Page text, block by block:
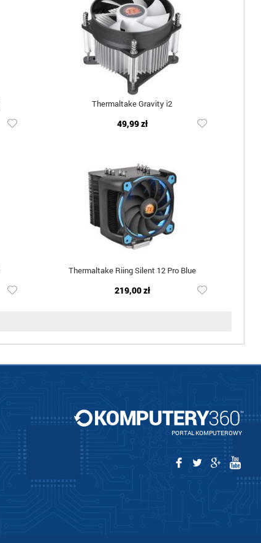
Thermaltake Gravity i2
49,99 zł
Thermaltake Riing Silent 12 Pro Blue
219,00 zł
PORTAL KOMPUTEROWY